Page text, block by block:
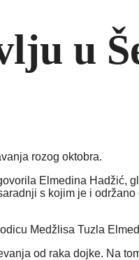
u
rozog oktobra.
Elmedina Hadžić,
s kojim je i
Medžlisa Tuzla
od raka dojke. Na